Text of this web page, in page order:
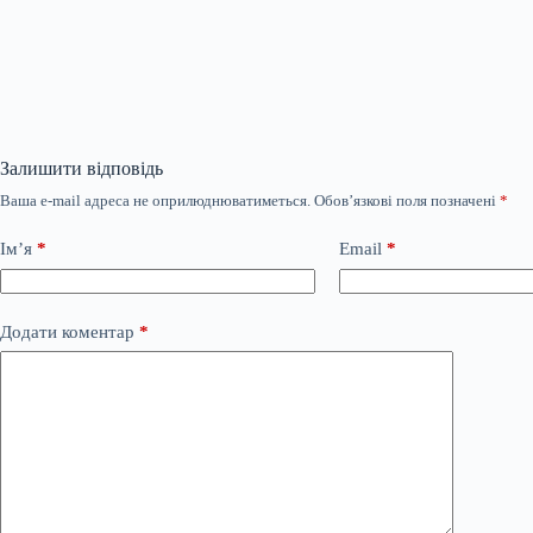
Залишити відповідь
Ваша e-mail адреса не оприлюднюватиметься. Обов’язкові поля позначені *
Ім’я * Email *
Додати коментар *